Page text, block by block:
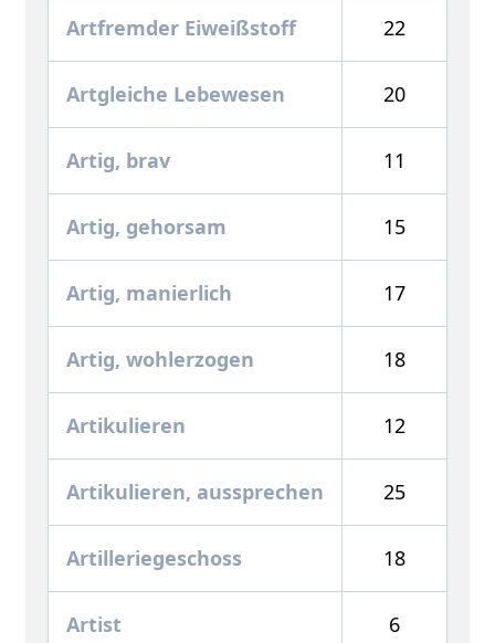
Artfremder Eiweißstoff 22
Artgleiche Lebewesen 20
Artig, brav 11
Artig, gehorsam 15
Artig, manierlich 17
Artig, wohlerzogen 18
Artikulieren 12
Artikulieren, aussprechen 25
Artilleriegeschoss 18
Artist 6